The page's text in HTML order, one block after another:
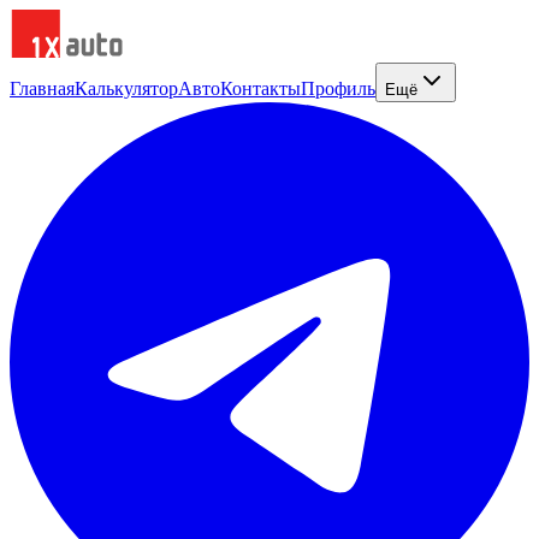
ГлавнаяКалькуляторАвтоКонтактыПрофиль Ещё